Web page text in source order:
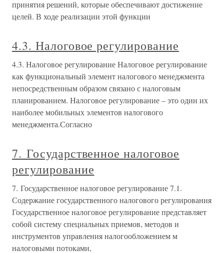
принятия решений, которые обеспечивают достижение
целей. В ходе реализации этой функции
4.3. Налоговое регулирование
4.3. Налоговое регулирование Налоговое регулирование
как функциональный элемент налогового менеджмента
непосредственным образом связано с налоговым
планированием. Налоговое регулирование – это один их
наиболее мобильных элементов налогового
менеджмента.Согласно
7. Государственное налоговое
регулирование
7. Государственное налоговое регулирование 7.1.
Содержание государственного налогового регулирования
Государственное налоговое регулирование представляет
собой систему специальных приемов, методов и
инструментов управления налогообложением м
налоговыми потоками,